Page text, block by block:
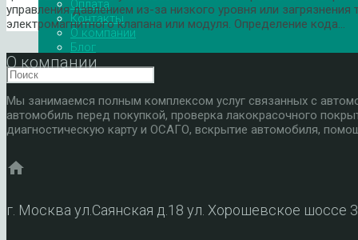
Оплата
Контакты
О компании
Блог
управления давлением из-за низкого уровня или
электромагнитного клапана или модуля. Определение кода…
О компании
Мы занимаемся полным комплексом услуг связанных с
автомобиль перед покупкой, проверка лакокрасочного
диагностическую карту и ОСАГО, вскрытие автомобиля,
home
г. Москва ул.Саянская д.18 ул. Хорошевское шоссе